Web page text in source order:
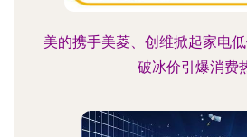
美的携手美菱、创维掀起家电
破冰价引爆消费